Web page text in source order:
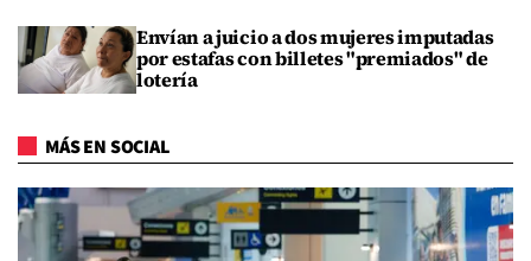
Envían a juicio a dos mujeres imputadas
por estafas con billetes "premiados" de
lotería
MÁS EN SOCIAL